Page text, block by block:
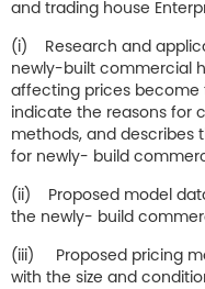
and trading house
(i) Research and
newly-built commercial
affecting prices become
indicate the reasons for
methods, and describes
for newly- build
(ii) Proposed model
the newly- build
(iii) Proposed pricing
with the size and